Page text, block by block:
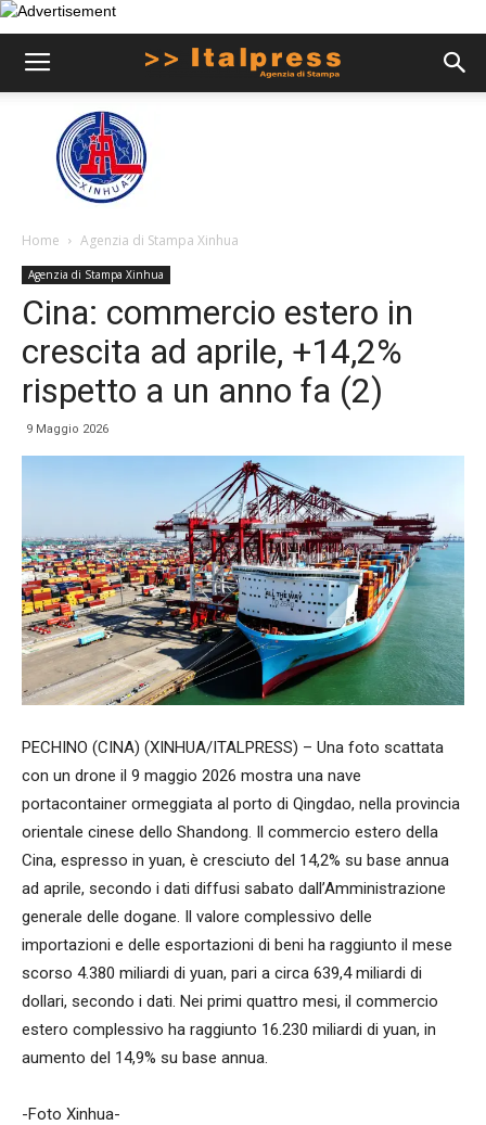
Home Agenzia di Stampa Xinhua
Agenzia di Stampa Xinhua
Cina: commercio estero in
crescita ad aprile, +14,2%
rispetto a un anno fa (2)
9 Maggio 2026
PECHINO (CINA) (XINHUA/ITALPRESS) – Una foto scattata
con un drone il 9 maggio 2026 mostra una nave
portacontainer ormeggiata al porto di Qingdao, nella provincia
orientale cinese dello Shandong. Il commercio estero della
Cina, espresso in yuan, è cresciuto del 14,2% su base annua
ad aprile, secondo i dati diffusi sabato dall’Amministrazione
generale delle dogane. Il valore complessivo delle
importazioni e delle esportazioni di beni ha raggiunto il mese
scorso 4.380 miliardi di yuan, pari a circa 639,4 miliardi di
dollari, secondo i dati. Nei primi quattro mesi, il commercio
estero complessivo ha raggiunto 16.230 miliardi di yuan, in
aumento del 14,9% su base annua.
-Foto Xinhua-